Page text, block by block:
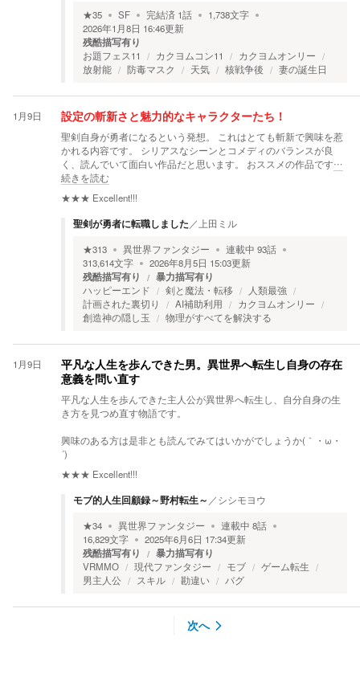
★35 SF 完結済 1話 1,738文字
2026年1月8日 16:46更新
残酷描写有り
お題フェス11 カクヨムコン11
カクヨムオンリー
放射能
防毒マスク 天気 核戦争後 妻の誕生日
1月9日 設定の斬新さと魅力的なキャラクターたち！
聖剣自身が勇者になるという発想。 これはとても斬新で興味を惹
かれる内容です。 シリアスなシーンとコメディのバランスが良
く、読んでいて面白い作品だと思います。 おススメの作品です…
続きを読む
★★★ Excellent!!!
聖剣が勇者に転職しました ／ 上田ミル
★313 異世界ファンタジー 連載中 93話
313,614文字 2026年8月5日 15:03更新
残酷描写有り 暴力描写有り
ハッピーエンド 剣と魔法・転移
人類最強
計画された裏切り
AI補助利用
カクヨムオンリー
創造神の隠し玉
物理がすべてを解決する
1月9日
平凡な人生を歩んできた男。異世界へ転生し自身の存在
意義を問い直す
平凡な人生を歩んできた主人公が異世界へ転生し、自分自身の生
き方を見つめ直す物語です。
興味のある方は是非とも読んでみてはいかがでしょうか(｀・ω・
´)ゞ
★★★ Excellent!!!
モブ的人生回顧録～野村転生～ ／シシモヨウ
★34 異世界ファンタジー 連載中 8話
16,829文字 2025年6月6日 17:34更新
残酷描写有り 暴力描写有り
VRMMO 現代ファンタジー モブ
ゲーム転生
男主人公
スキル 勘違い バグ
次へ